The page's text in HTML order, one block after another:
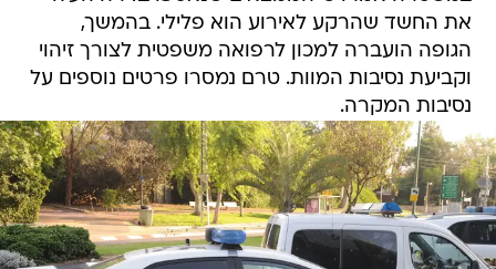
את החשד שהרקע לאירוע הוא פלילי. בהמשך,
הגופה הועברה למכון לרפואה משפטית לצורך זיהוי
וקביעת נסיבות המוות. טרם נמסרו פרטים נוספים על
נסיבות המקרה.